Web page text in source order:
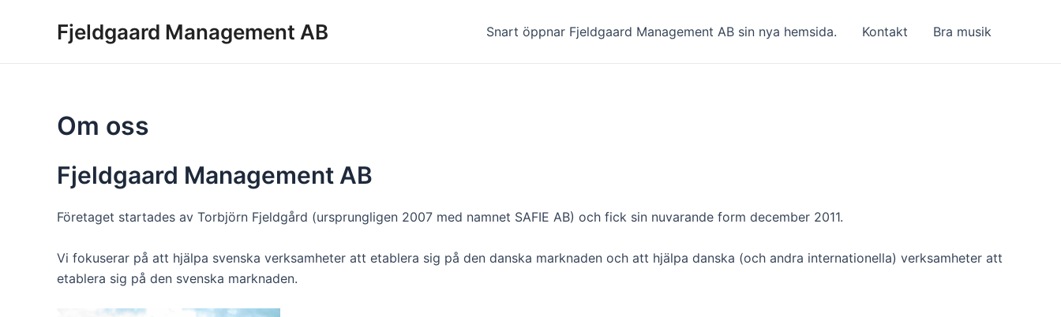
Fjeldgaard Management AB Snart öppnar Fjeldgaard Management AB sin nya hemsida. Kontakt Bra musik
Om oss
Fjeldgaard Management AB
Företaget startades av Torbjörn Fjeldgård (ursprungligen 2007 med namnet SAFIE AB) och fick sin nuvarande form december 2011.
Vi fokuserar på att hjälpa svenska verksamheter att etablera sig på den danska marknaden och att hjälpa danska (och andra internationella) verksamheter att
etablera sig på den svenska marknaden.